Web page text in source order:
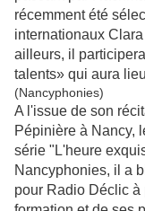
récemment été
internationaux
ailleurs, il
talents» qui aura
(Nancyphonies)
A l'issue de son
Pépinière à Nancy,
série "L'heure
Nancyphonies, il a
pour Radio Déclic à